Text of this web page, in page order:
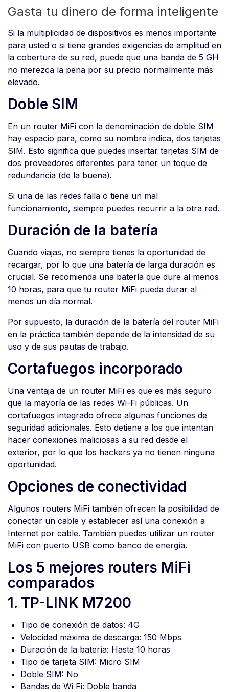
Gasta tu dinero de forma inteligente
Si la multiplicidad de dispositivos es menos importante
para usted o si tiene grandes exigencias de amplitud en
la cobertura de su red, puede que una banda de 5 GH
no merezca la pena por su precio normalmente más
elevado.
Doble SIM
En un router MiFi con la denominación de doble SIM
hay espacio para, como su nombre indica, dos tarjetas
SIM. Esto significa que puedes insertar tarjetas SIM de
dos proveedores diferentes para tener un toque de
redundancia (de la buena).
Si una de las redes falla o tiene un mal
funcionamiento, siempre puedes recurrir a la otra red.
Duración de la batería
Cuando viajas, no siempre tienes la oportunidad de
recargar, por lo que una batería de larga duración es
crucial. Se recomienda una batería que dure al menos
10 horas, para que tu router MiFi pueda durar al
menos un día normal.
Por supuesto, la duración de la batería del router MiFi
en la práctica también depende de la intensidad de su
uso y de sus pautas de trabajo.
Cortafuegos incorporado
Una ventaja de un router MiFi es que es más seguro
que la mayoría de las redes Wi-Fi públicas. Un
cortafuegos integrado ofrece algunas funciones de
seguridad adicionales. Esto detiene a los que intentan
hacer conexiones maliciosas a su red desde el
exterior, por lo que los hackers ya no tienen ninguna
oportunidad.
Opciones de conectividad
Algunos routers MiFi también ofrecen la posibilidad de
conectar un cable y establecer así una conexión a
Internet por cable. También puedes utilizar un router
MiFi con puerto USB como banco de energía.
Los 5 mejores routers MiFi
comparados
1. TP-LINK M7200
Tipo de conexión de datos: 4G
Velocidad máxima de descarga: 150 Mbps
Duración de la batería: Hasta 10 horas
Tipo de tarjeta SIM: Micro SIM
Doble SIM: No
Bandas de Wi Fi: Doble banda